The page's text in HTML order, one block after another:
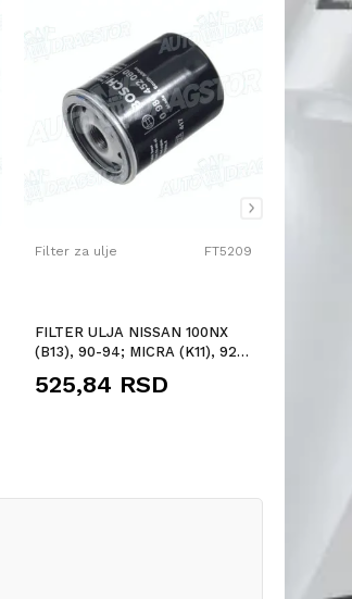
Filter za ulje FT5209
FILTER ULJA NISSAN 100NX
(B13), 90-94; MICRA (K11), 92-
525,84 RSD